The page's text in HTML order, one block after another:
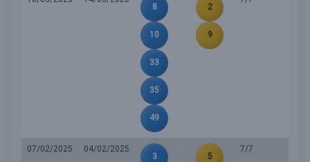
8
10
33
35
49
2
9
07/02/2025
04/02/2025
3
5
7/7